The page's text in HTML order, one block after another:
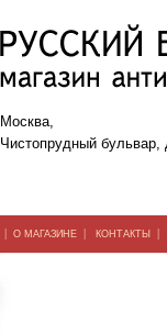
Москва,
Чистопрудный бульвар,
| О МАГАЗИНЕ | КОНТАКТЫ |